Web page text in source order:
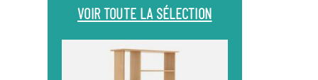
VOIR TOUTE LA SÉLECTION